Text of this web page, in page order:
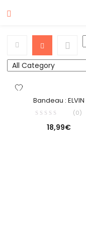
Bandeau : ELVIN
(0)
18,99€